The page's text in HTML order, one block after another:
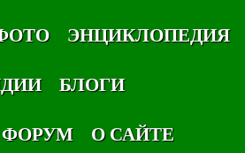
ЭНЦИКЛОПЕДИЯ
БЛОГИ
О САЙТЕ